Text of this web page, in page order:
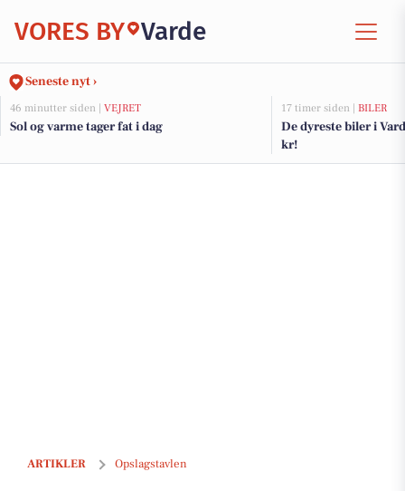
VORES BY Varde
Seneste nyt ›
46 minutter siden | VEJRET
Sol og varme tager fat i dag
17 timer siden | BILER
De dyreste biler i
kr!
ARTIKLER Opslagstavlen
Nyt fra ESTATE Robin Thybo Esbjerg & Varde